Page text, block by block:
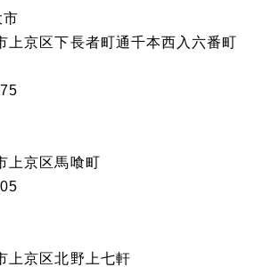
上京区下長者町通千本西入六番町
上京区馬喰町
上京区北野上七軒